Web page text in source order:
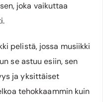
joka vaikuttaa
pelistä, jossa musiikki
se astuu esiin, sen
ja yksittäiset
tehokkaammin kuin